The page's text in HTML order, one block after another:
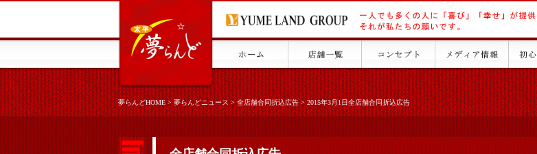
夢らんどHOME>夢らんどニュース>全店舗合同折込広告>2015年3月1日全店舗合同折込広告